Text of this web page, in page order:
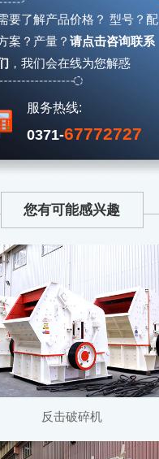
要了解产品价格？ 型号？配
案？产量？ 请点击咨询联系
， 我们会在线为您解惑
服务热线:
0371-67772727
您有可能感兴趣
反击破碎机